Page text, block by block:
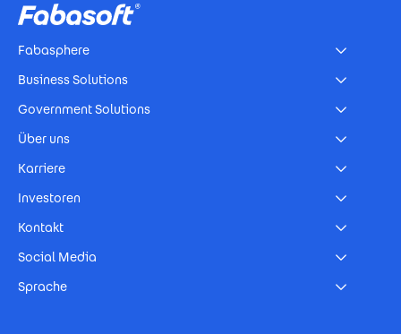
Fabasphere
Business Solutions
Government Solutions
Über uns
Karriere
Investoren
Kontakt
Social Media
Sprache